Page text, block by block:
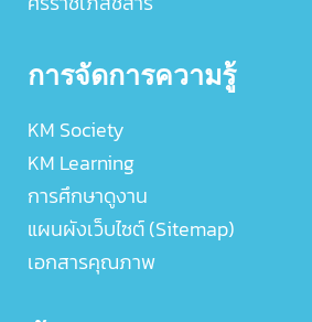
การจัดการความรู้
KM Society
KM Learning
การศึกษาดูงาน
แผนผังเว็บไซต์ (Sitemap)
เอกสารคุณภาพ